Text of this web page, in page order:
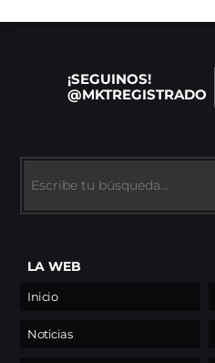
¡SEGUINOS!
@MKTREGISTRADO
LA WEB
Inicio
Noticias